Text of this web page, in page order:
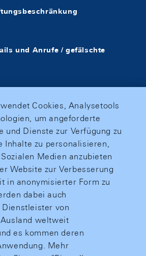
und Anrufe / gefälschte
Cookies, Analysetools
um angeforderte
und Dienste zur Verfügung zu
Inhalte zu personalisieren,
Medien anzubieten
Website zur Verbesserung
in anonymisierter Form zu
dabei auch
Dienstleister von
weltweit
es kommen deren
Mehr